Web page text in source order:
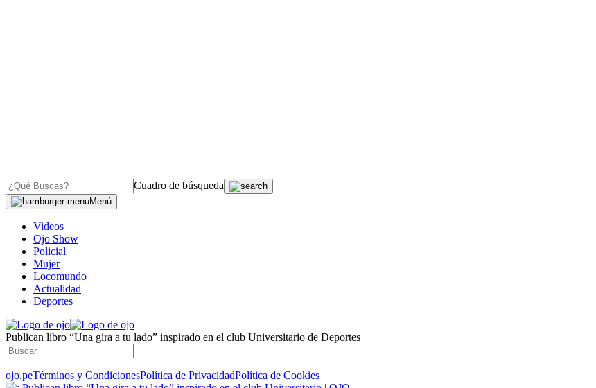
Cuadro de búsqueda
Menú
Videos
Ojo Show
Policial
Mujer
Locomundo
Actualidad
Deportes
Publican libro “Una gira a tu lado” inspirado en el club Universitario de Deportes
ojo.peTérminos y CondicionesPolítica de PrivacidadPolítica de Cookies